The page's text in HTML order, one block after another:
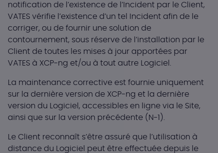
notification de l’existence de l’Incident par le Client,
VATES vérifie l’existence d’un tel Incident afin de le
corriger, ou de fournir une solution de
contournement, sous réserve de l’installation par le
Client de toutes les mises à jour apportées par
VATES à XCP-ng et/ou à tout autre Logiciel.
La maintenance corrective est fournie uniquement
sur la dernière version de XCP-ng et la dernière
version du Logiciel, accessibles en ligne via le Site,
ainsi que sur la version précédente (N-1).
Le Client reconnaît s’être assuré que l’utilisation à
distance du Logiciel peut être effectuée depuis le